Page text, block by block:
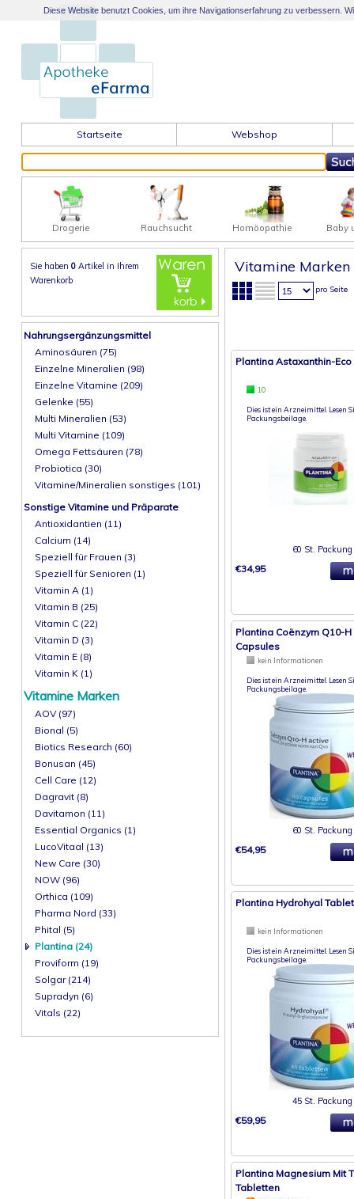
Startseite Webshop
Drogerie Rauchsucht Homöopathie Baby
Sie haben 0 Artikel in Ihrem
Warenkorb
Nahrungsergänzungsmittel
Aminosäuren (75)
Einzelne Mineralien (98)
Einzelne Vitamine (209)
Gelenke (55)
Multi Mineralien (53)
Multi Vitamine (109)
Omega Fettsäuren (78)
Probiotica (30)
Vitamine/Mineralien sonstiges (101)
Sonstige Vitamine und Präparate
Antioxidantien (11)
Calcium (14)
Speziell für Frauen (3)
Speziell für Senioren (1)
Vitamin A (1)
Vitamin B (25)
Vitamin C (22)
Vitamin D (3)
Vitamin E (8)
Vitamin K (1)
Vitamine Marken
AOV (97)
Bional (5)
Biotics Research (60)
Bonusan (45)
Cell Care (12)
Dagravit (8)
Davitamon (11)
Essential Organics (1)
LucoVitaal (13)
New Care (30)
NOW (96)
Orthica (109)
Pharma Nord (33)
Phital (5)
Plantina (24)
Proviform (19)
Solgar (214)
Supradyn (6)
Vitals (22)
Vitamine Marken
pro Seite
Plantina Astaxanthin-
10
Dies ist ein Arzneimittel. Lesen
Packungsbeilage.
60 St. Packung
€34,95
Plantina Coënzym Q10-
Capsules
kein Informationen
Dies ist ein Arzneimittel. Lesen
Packungsbeilage.
60 St. Packung
€54,95
Plantina Hydrohyal
kein Informationen
Dies ist ein Arzneimittel. Lesen
Packungsbeilage.
45 St. Packung
€59,95
Plantina Magnesium Mit
Tabletten
Diese Website benutzt Cookies, um ihre Navigationserfahrung zu verbessern.